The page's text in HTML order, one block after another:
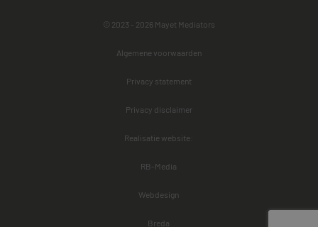
© 2023 - 2026 Mayet Mediators
Algemene voorwaarden
Privacy statement
Privacy disclaimer
Realisatie website:
RB-Media
Webdesign
Breda